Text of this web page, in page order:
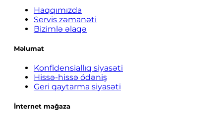
Haqqımızda
Servis zəmanəti
Bizimlə əlaqə
Məlumat
Konfidensiallıq siyasəti
Hissə-hissə ödəniş
Geri qaytarma siyasəti
İnternet mağaza